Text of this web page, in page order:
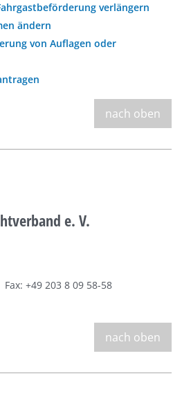
verlängern
ändern
von Auflagen oder
nach oben
e. V.
+49 203 8 09 58-58
nach oben